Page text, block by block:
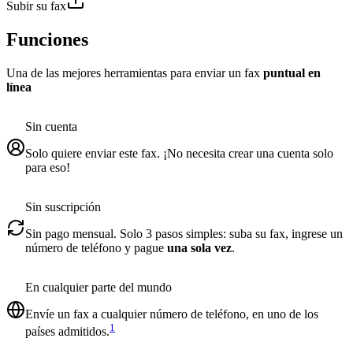
Subir su fax
Funciones
Una de las mejores herramientas para enviar un fax puntual en
línea
Sin cuenta
Solo quiere enviar este fax. ¡No necesita crear una cuenta solo
para eso!
Sin suscripción
Sin pago mensual. Solo 3 pasos simples: suba su fax, ingrese un
número de teléfono y pague una sola vez.
En cualquier parte del mundo
Envíe un fax a cualquier número de teléfono, en uno de los
países admitidos.1